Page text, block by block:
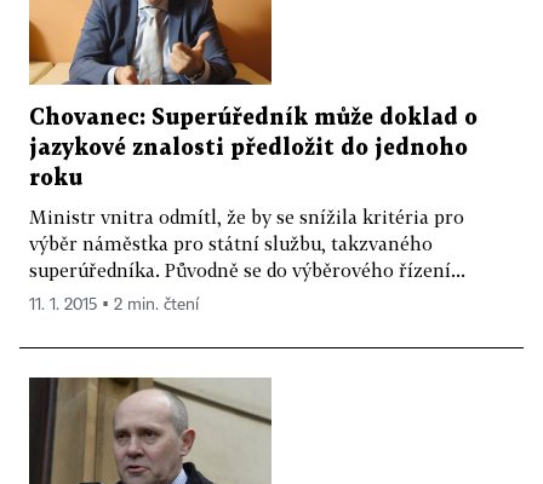
Chovanec: Superúředník může doklad o
jazykové znalosti předložit do jednoho
roku
Ministr vnitra odmítl, že by se snížila kritéria pro
výběr náměstka pro státní službu, takzvaného
superúředníka. Původně se do výběrového řízení...
11. 1. 2015 ▪ 2 min. čtení